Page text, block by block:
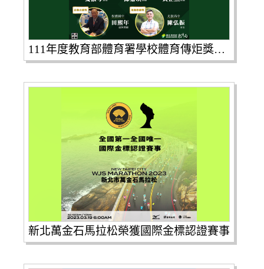
111年度教育部體育署學校體育傳炬獎，新北市獲獎數全國第一
新北萬金石馬拉松榮獲國際金標認證賽事